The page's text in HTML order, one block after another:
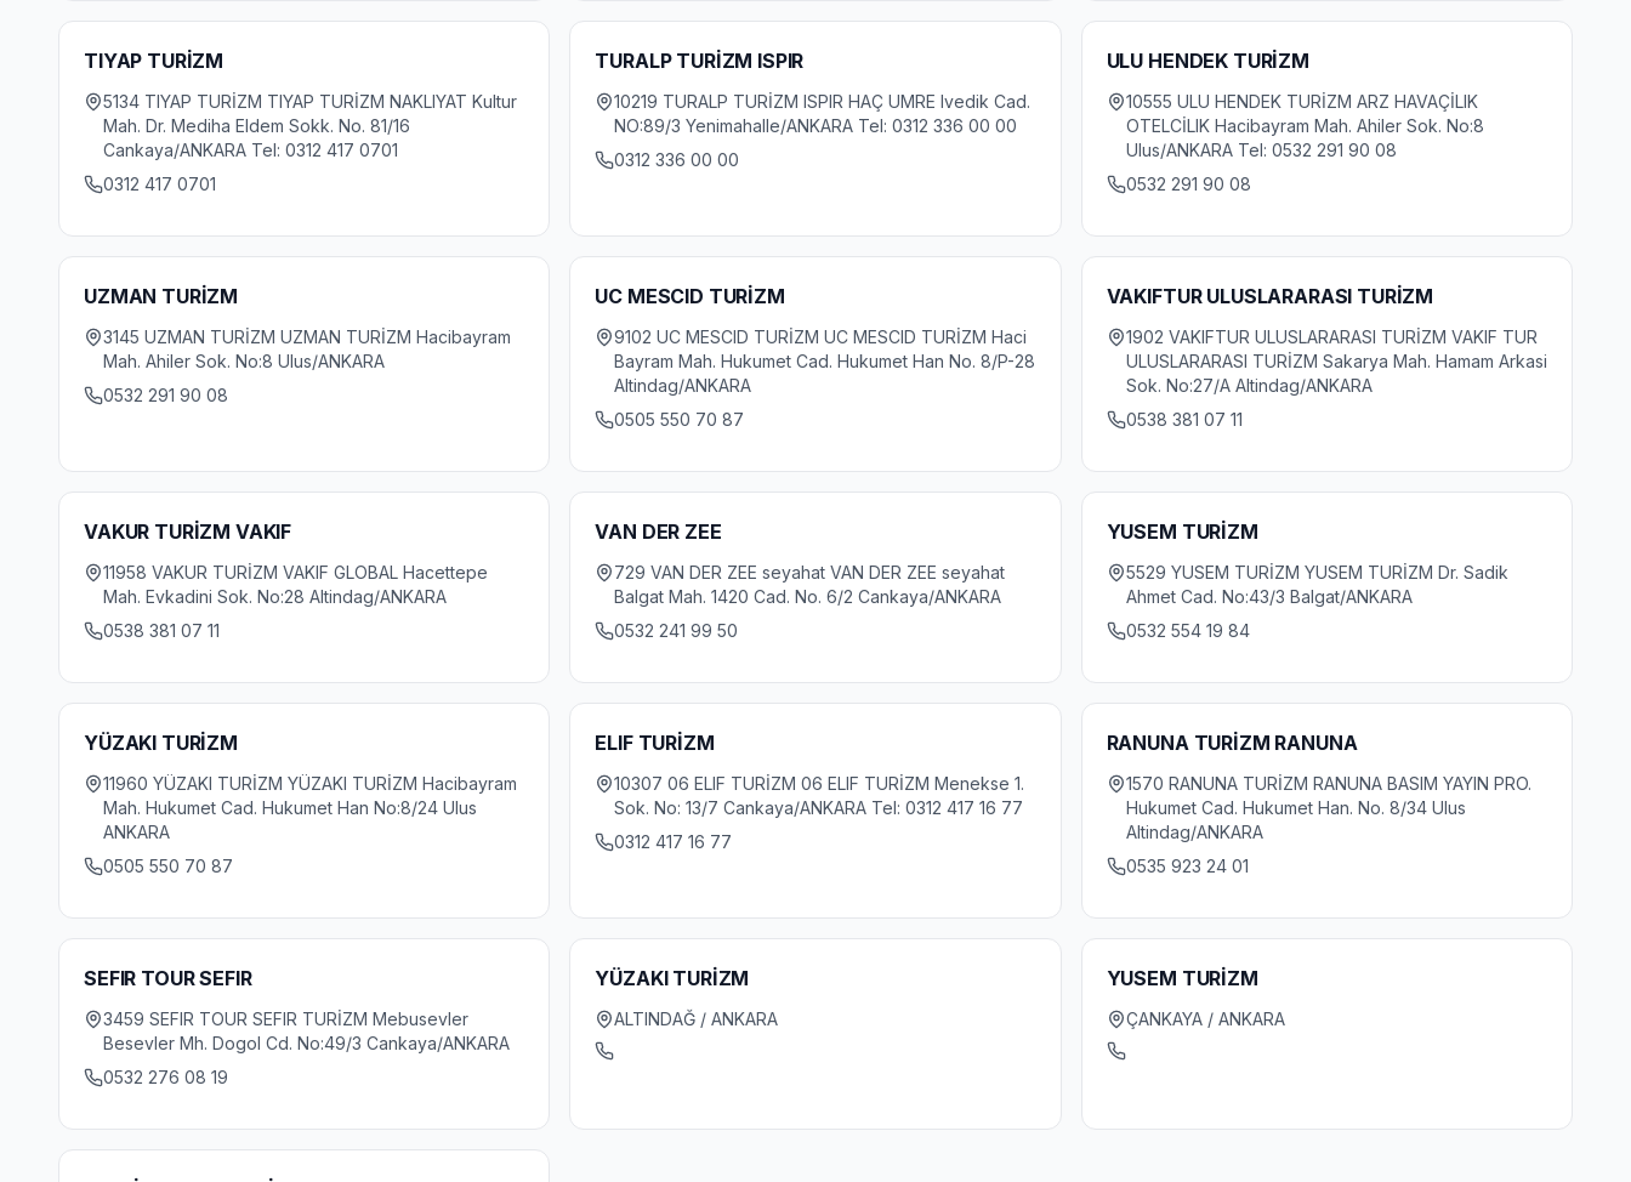
TIYAP TURİZM
5134 TIYAP TURİZM TIYAP TURİZM NAKLIYAT Kultur
Mah. Dr. Mediha Eldem Sokk. No. 81/16
Cankaya/ANKARA Tel: 0312 417 0701
0312 417 0701
TURALP TURİZM ISPIR
10219 TURALP TURİZM ISPIR HAÇ UMRE Ivedik Cad.
NO:89/3 Yenimahalle/ANKARA Tel: 0312 336 00 00
0312 336 00 00
ULU HENDEK TURİZM
10555 ULU HENDEK TURİZM ARZ HAVAÇİLIK
OTELCİLIK Hacibayram Mah. Ahiler Sok. No:8
Ulus/ANKARA Tel: 0532 291 90 08
0532 291 90 08
UZMAN TURİZM
3145 UZMAN TURİZM UZMAN TURİZM Hacibayram
Mah. Ahiler Sok. No:8 Ulus/ANKARA
0532 291 90 08
UC MESCID TURİZM
9102 UC MESCID TURİZM UC MESCID TURİZM Haci
Bayram Mah. Hukumet Cad. Hukumet Han No. 8/P-28
Altindag/ANKARA
0505 550 70 87
VAKIFTUR ULUSLARARASI TURİZM
1902 VAKIFTUR ULUSLARARASI TURİZM VAKIF TUR
ULUSLARARASI TURİZM Sakarya Mah. Hamam Arkasi
Sok. No:27/A Altindag/ANKARA
0538 381 07 11
VAKUR TURİZM VAKIF
11958 VAKUR TURİZM VAKIF GLOBAL Hacettepe
Mah. Evkadini Sok. No:28 Altindag/ANKARA
0538 381 07 11
VAN DER ZEE
729 VAN DER ZEE seyahat VAN DER ZEE seyahat
Balgat Mah. 1420 Cad. No. 6/2 Cankaya/ANKARA
0532 241 99 50
YUSEM TURİZM
5529 YUSEM TURİZM YUSEM TURİZM Dr. Sadik
Ahmet Cad. No:43/3 Balgat/ANKARA
0532 554 19 84
YÜZAKI TURİZM
11960 YÜZAKI TURİZM YÜZAKI TURİZM Hacibayram
Mah. Hukumet Cad. Hukumet Han No:8/24 Ulus
ANKARA
0505 550 70 87
ELIF TURİZM
10307 06 ELIF TURİZM 06 ELIF TURİZM Menekse 1.
Sok. No: 13/7 Cankaya/ANKARA Tel: 0312 417 16 77
0312 417 16 77
RANUNA TURİZM RANUNA
1570 RANUNA TURİZM RANUNA BASIM YAYIN PRO.
Hukumet Cad. Hukumet Han. No. 8/34 Ulus
Altindag/ANKARA
0535 923 24 01
SEFIR TOUR SEFIR
3459 SEFIR TOUR SEFIR TURİZM Mebusevler
Besevler Mh. Dogol Cd. No:49/3 Cankaya/ANKARA
0532 276 08 19
YÜZAKI TURİZM
ALTINDAĞ / ANKARA
YUSEM TURİZM
ÇANKAYA / ANKARA